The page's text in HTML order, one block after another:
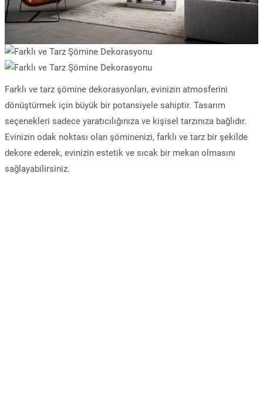
Farklı ve tarz şömine dekorasyonları, evinizin atmosferini
dönüştürmek için büyük bir potansiyele sahiptir. Tasarım
seçenekleri sadece yaratıcılığınıza ve kişisel tarzınıza bağlıdır.
Evinizin odak noktası olan şöminenizi, farklı ve tarz bir şekilde
dekore ederek, evinizin estetik ve sıcak bir mekan olmasını
sağlayabilirsiniz.